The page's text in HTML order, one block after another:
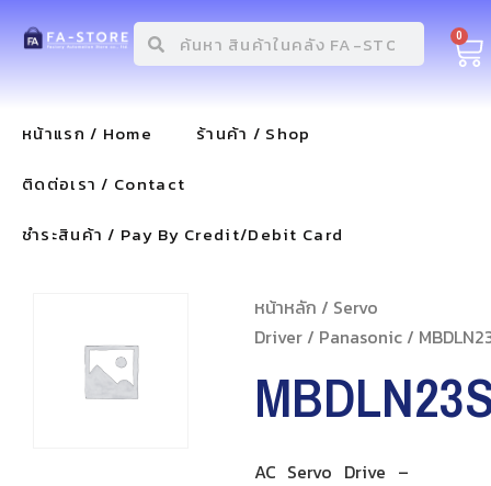
0
หน้าแรก / Home
ร้านค้า / Shop
ติดต่อเรา / Contact
ชำระสินค้า / Pay By Credit/Debit Card
หน้าหลัก / Servo
Driver/ Panasonic/
AC Servo Drive –